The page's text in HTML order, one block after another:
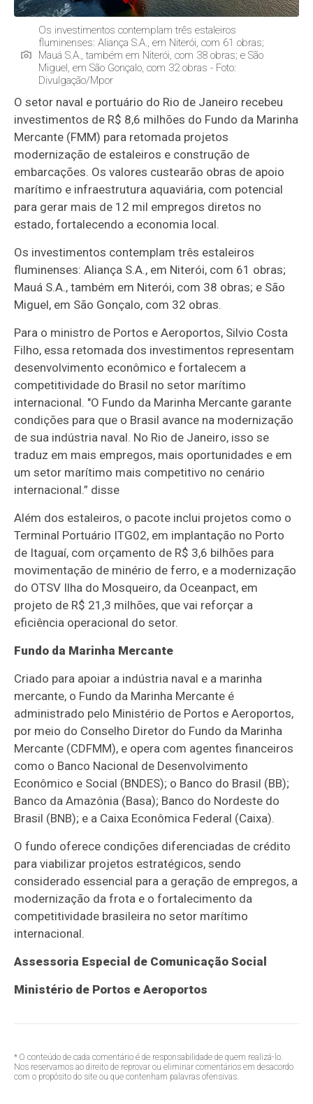
Os investimentos contemplam três estaleiros
fluminenses: Aliança S.A., em Niterói, com 61 obras;
Mauá S.A., também em Niterói, com 38 obras; e São
Miguel, em São Gonçalo, com 32 obras - Foto:
Divulgação/Mpor
O setor naval e portuário do Rio de Janeiro recebeu
investimentos de R$ 8,6 milhões do Fundo da Marinha
Mercante (FMM) para retomada projetos
modernização de estaleiros e construção de
embarcações. Os valores custearão obras de apoio
marítimo e infraestrutura aquaviária, com potencial
para gerar mais de 12 mil empregos diretos no
estado, fortalecendo a economia local.
Os investimentos contemplam três estaleiros
fluminenses: Aliança S.A., em Niterói, com 61 obras;
Mauá S.A., também em Niterói, com 38 obras; e São
Miguel, em São Gonçalo, com 32 obras.
Para o ministro de Portos e Aeroportos, Silvio Costa
Filho, essa retomada dos investimentos representam
desenvolvimento econômico e fortalecem a
competitividade do Brasil no setor marítimo
internacional. "O Fundo da Marinha Mercante garante
condições para que o Brasil avance na modernização
de sua indústria naval. No Rio de Janeiro, isso se
traduz em mais empregos, mais oportunidades e em
um setor marítimo mais competitivo no cenário
internacional.” disse
Além dos estaleiros, o pacote inclui projetos como o
Terminal Portuário ITG02, em implantação no Porto
de Itaguaí, com orçamento de R$ 3,6 bilhões para
movimentação de minério de ferro, e a modernização
do OTSV Ilha do Mosqueiro, da Oceanpact, em
projeto de R$ 21,3 milhões, que vai reforçar a
eficiência operacional do setor.
Fundo da Marinha Mercante
Criado para apoiar a indústria naval e a marinha
mercante, o Fundo da Marinha Mercante é
administrado pelo Ministério de Portos e Aeroportos,
por meio do Conselho Diretor do Fundo da Marinha
Mercante (CDFMM), e opera com agentes financeiros
como o Banco Nacional de Desenvolvimento
Econômico e Social (BNDES); o Banco do Brasil (BB);
Banco da Amazônia (Basa); Banco do Nordeste do
Brasil (BNB); e a Caixa Econômica Federal (Caixa).
O fundo oferece condições diferenciadas de crédito
para viabilizar projetos estratégicos, sendo
considerado essencial para a geração de empregos, a
modernização da frota e o fortalecimento da
competitividade brasileira no setor marítimo
internacional.
Assessoria Especial de Comunicação Social
Ministério de Portos e Aeroportos
* O conteúdo de cada comentário é de responsabilidade de quem realizá-lo.
Nos reservamos ao direito de reprovar ou eliminar comentários em desacordo
com o propósito do site ou que contenham palavras ofensivas.